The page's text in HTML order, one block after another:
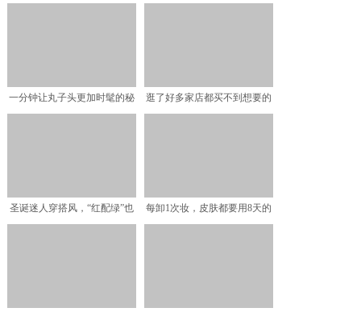
一分钟让丸子头更加时髦的秘
逛了好多家店都买不到想要的
圣诞迷人穿搭风，“红配绿”也
每卸1次妆，皮肤都要用8天的